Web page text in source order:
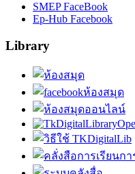
SMEP FaceBook
Ep-Hub Facebook
Library